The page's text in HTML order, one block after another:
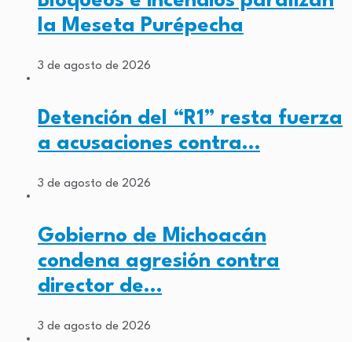
la Meseta Purépecha
3 de agosto de 2026
Detención del “R1” resta fuerza
a acusaciones contra…
3 de agosto de 2026
Gobierno de Michoacán
condena agresión contra
director de…
3 de agosto de 2026